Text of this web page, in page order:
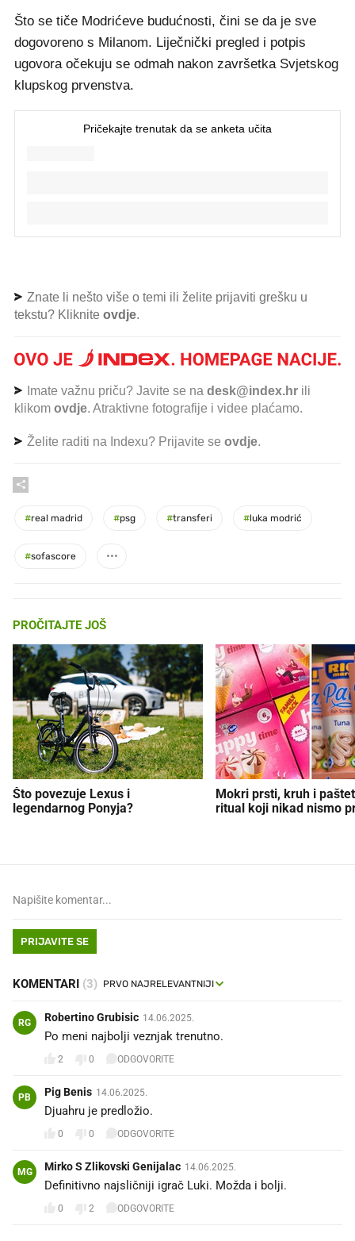
Što se tiče Modrićeve budućnosti, čini se da je sve
dogovoreno s Milanom. Liječnički pregled i potpis
ugovora očekuju se odmah nakon završetka Svjetskog
klupskog prvenstva.
Znate li nešto više o temi ili želite prijaviti grešku u
tekstu? Kliknite ovdje.
Imate važnu priču? Javite se na desk@index.hr ili
klikom ovdje. Atraktivne fotografije i videe plaćamo.
Želite raditi na Indexu? Prijavite se ovdje.
#real madrid #psg #transferi #luka modrić
#sofascore
PROČITAJTE JOŠ
Što povezuje Lexus i
legendarnog Ponyja?
Mokri prsti, kruh i
ritual koji nikad nismo
PRIJAVITE SE
KOMENTARI (3)
RG Robertino Grubisic 14.06.2025.
Po meni najbolji veznjak trenutno.
2 0 ODGOVORITE
PB Pig Benis 14.06.2025.
Djuahru je predložio.
0 0 ODGOVORITE
MG Mirko S Zlikovski Genijalac 14.06.2025.
Definitivno najsličniji igrač Luki. Možda i bolji.
0 2 ODGOVORITE